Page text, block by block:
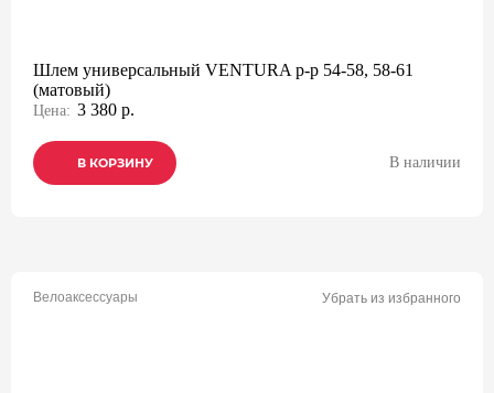
Шлем универсальный VENTURA р-р 54-58, 58-61
(матовый)
Цена: 3 380 р.
В КОРЗИНУ
В КОРЗИНУ
В КОРЗИНУ В наличии
Велоаксессуары Убрать из избранного